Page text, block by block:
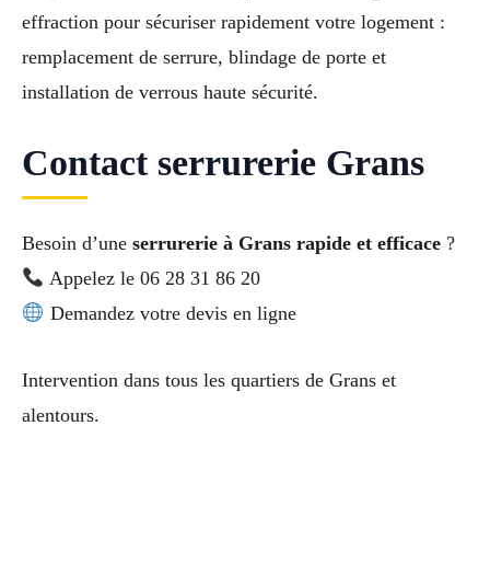
effraction pour sécuriser rapidement votre logement :
remplacement de serrure, blindage de porte et
installation de verrous haute sécurité.
Contact serrurerie Grans
Besoin d’une serrurerie à Grans rapide et efficace ?
Appelez le 06 28 31 86 20
Demandez votre devis en ligne
Intervention dans tous les quartiers de Grans et
alentours.